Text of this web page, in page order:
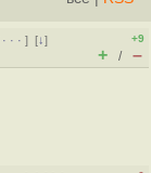
· · ·][↓]
+9
+ / –